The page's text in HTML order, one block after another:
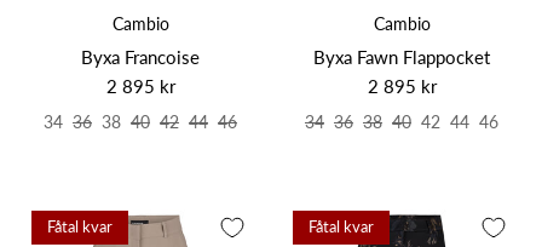
Cambio
Byxa Francoise
2 895 kr
34 36 38 40 42 44 46
Cambio
Byxa Fawn Flappocket
2 895 kr
34 36 38 40 42 44 46
Fåtal kvar Fåtal kvar